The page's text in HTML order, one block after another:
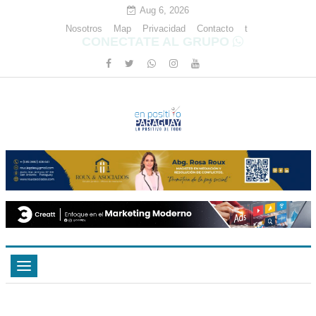
Aug 6, 2026
Nosotros
Map Privacidad Contacto t
CONECTATE AL GRUPO
Toggle
navigation